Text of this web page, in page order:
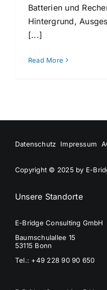
Batterien und
Hintergrund,
[...]
Read More
Datenschutz Impressum
Copyright © 2025 by E-
Unsere Standorte
E-Bridge Consulting GmbH
Baumschulallee 15
53115 Bonn
Tel.: +49 228 90 90 650